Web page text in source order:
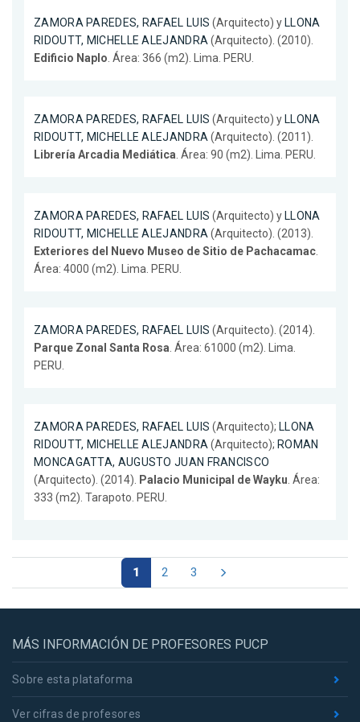
ZAMORA PAREDES, RAFAEL LUIS (Arquitecto) y LLONA
RIDOUTT, MICHELLE ALEJANDRA(Arquitecto). (2010).
Edificio Naplo. Área: 366 (m2). Lima. PERU.
ZAMORA PAREDES, RAFAEL LUIS (Arquitecto) y LLONA
RIDOUTT, MICHELLE ALEJANDRA(Arquitecto). (2011).
Librería Arcadia Mediática. Área: 90 (m2). Lima. PERU.
ZAMORA PAREDES, RAFAEL LUIS (Arquitecto) y LLONA
RIDOUTT, MICHELLE ALEJANDRA(Arquitecto). (2013).
Exteriores del Nuevo Museo de Sitio de Pachacamac.
Área: 4000 (m2). Lima. PERU.
ZAMORA PAREDES, RAFAEL LUIS (Arquitecto). (2014).
Parque Zonal Santa Rosa. Área: 61000 (m2). Lima.
PERU.
ZAMORA PAREDES, RAFAEL LUIS (Arquitecto); LLONA
RIDOUTT, MICHELLE ALEJANDRA(Arquitecto); ROMAN
MONCAGATTA, AUGUSTO JUAN FRANCISCO
(Arquitecto). (2014). Palacio Municipal de Wayku. Área:
333 (m2). Tarapoto. PERU.
1 2 3
MÁS INFORMACIÓN DE PROFESORES PUCP
Sobre esta plataforma
Ver cifras de profesores